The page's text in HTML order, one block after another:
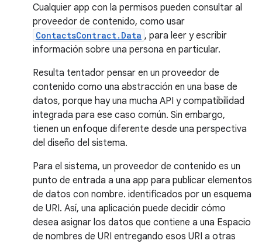
Cualquier app con la permisos pueden consultar al
proveedor de contenido, como usar
ContactsContract.Data , para leer y escribir
información sobre una persona en particular.
Resulta tentador pensar en un proveedor de
contenido como una abstracción en una base de
datos, porque hay una mucha API y compatibilidad
integrada para ese caso común. Sin embargo,
tienen un enfoque diferente desde una perspectiva
del diseño del sistema.
Para el sistema, un proveedor de contenido es un
punto de entrada a una app para publicar elementos
de datos con nombre. identificados por un esquema
de URI. Así, una aplicación puede decidir cómo
desea asignar los datos que contiene a una Espacio
de nombres de URI entregando esos URI a otras